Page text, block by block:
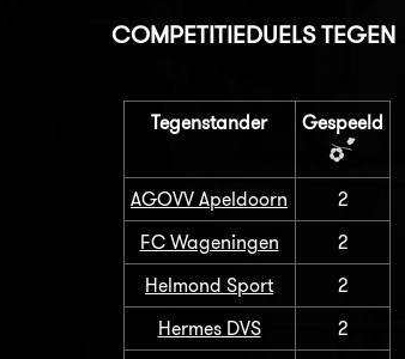
COMPETITIEDUELS TEGEN
Tegenstander Gespeeld
AGOVV Apeldoorn
2
FC Wageningen
2
Helmond Sport
2
Hermes DVS
2